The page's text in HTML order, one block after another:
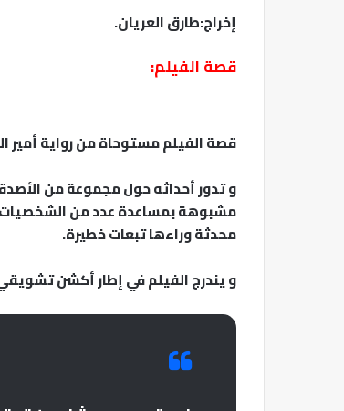
إخراج:طارق العريان.
قصة الفيلم:
قصة الفيلم مستوحاة من رواية
و تدور أحداثه حول مجموعة من
مشبوهة بمساعدة عدد من الشخصيات
محدثة وراءها تبعات خطيرة.
و يندرج الفيلم في إطار أكشن